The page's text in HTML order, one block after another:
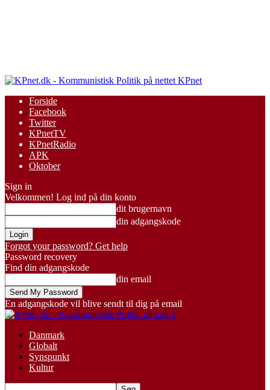
KPnet
Forside
Facebook
Twitter
KPnetTV
KPnetRadio
APK
Oktober
Sign in
Velkommen! Log ind på din konto
dit brugernavn
din adgangskode
Forgot your password? Get help
Password recovery
Find din adgangskode
din email
En adgangskode vil blive sendt til dig på email
Danmark
Globalt
Synspunkt
Kultur